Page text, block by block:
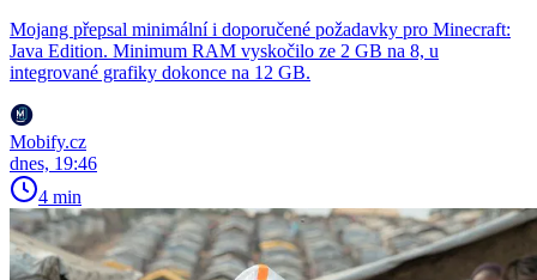
Mojang přepsal minimální i doporučené požadavky pro Minecraft:
Java Edition. Minimum RAM vyskočilo ze 2 GB na 8, u
integrované grafiky dokonce na 12 GB.
Mobify.cz
dnes, 19:46
4 min